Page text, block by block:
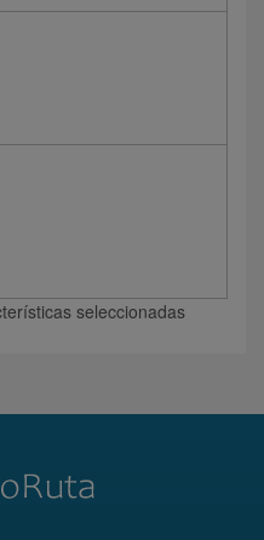
seleccionadas